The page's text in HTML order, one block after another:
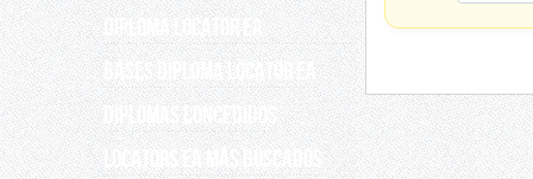
Diploma Locator EA
Bases Diploma Locator EA
Diplomas concedidos
Locators EA más buscados